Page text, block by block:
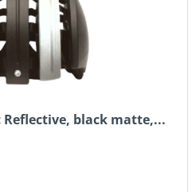
black matte,...